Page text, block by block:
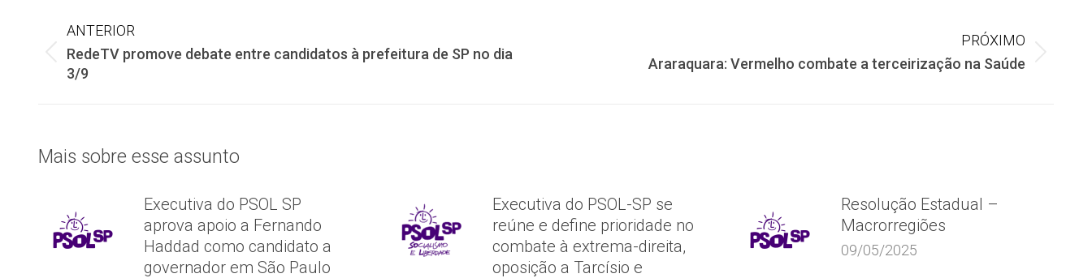
Navegação
de
ANTERIOR
Post
anterior:
RedeTV promove debate entre candidatos à prefeitura de SP no dia
3/9
PRÓXIMO
Araraquara: Vermelho combate a terceirização na Saúde
Mais sobre esse assunto
Executiva do PSOL SP
aprova apoio a Fernando
Haddad como candidato a
governador em São Paulo
Executiva do PSOL-SP se
reúne e define prioridade no
combate à extrema-direita,
oposição a Tarcísio e
Resolução Estadual –
Macrorregiões
09/05/2025